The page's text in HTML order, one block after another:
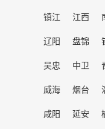
镇江
江西
辽阳
盘锦
吴忠
中卫
威海
烟台
咸阳
延安